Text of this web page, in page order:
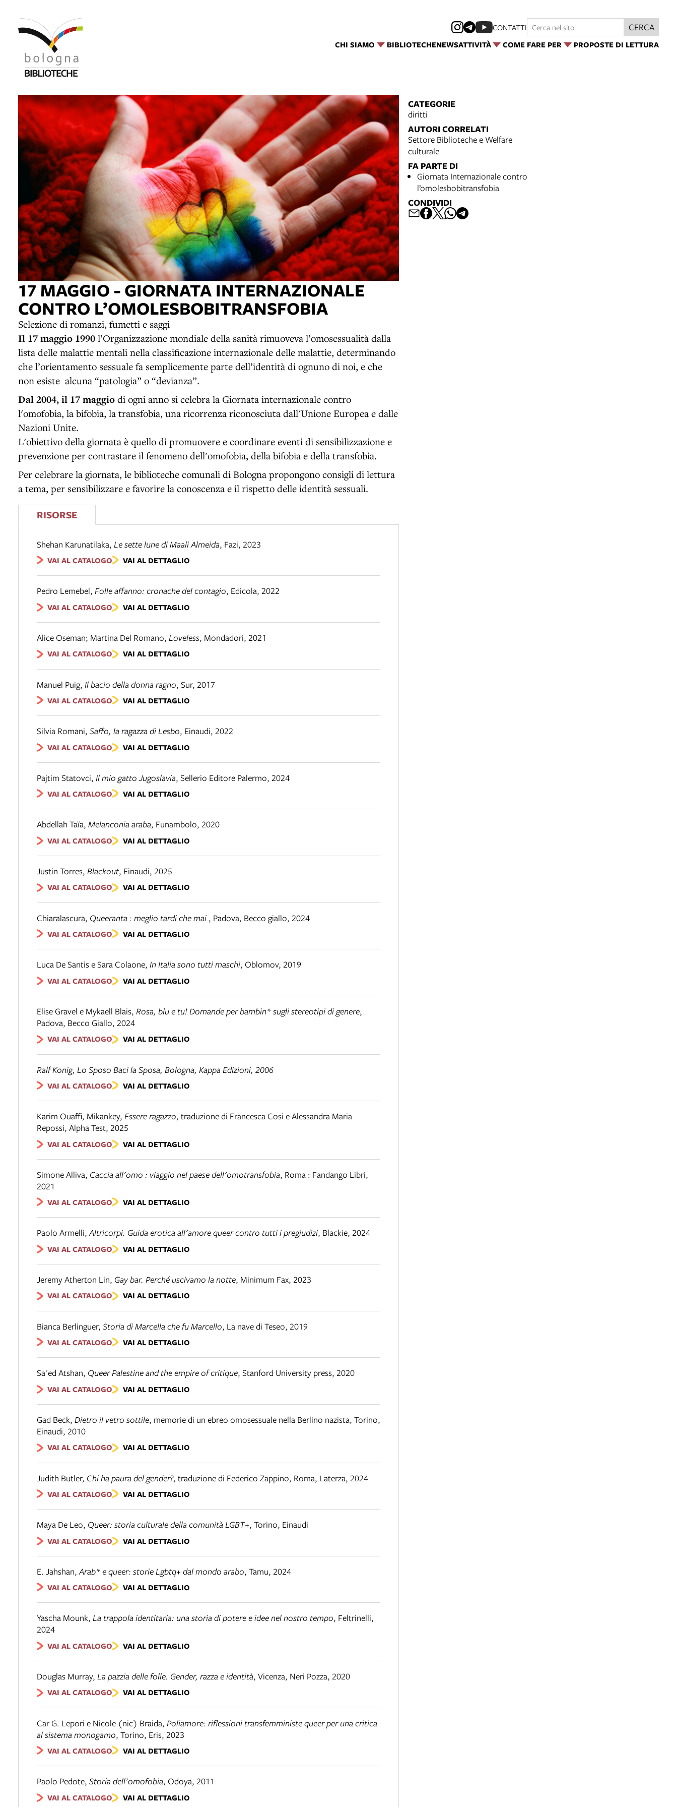
CHI SIAMO BIBLIOTECHENEWSATTIVITÀ COME FARE PER PROPOSTE DI LETTURA
CONTATTI CERCA
17 MAGGIO - GIORNATA INTERNAZIONALE
CONTRO L’OMOLESBOBITRANSFOBIA
Selezione di romanzi, fumetti e saggi
Il 17 maggio 1990 l’Organizzazione mondiale della sanità rimuoveva l’omosessualità dalla
lista delle malattie mentali nella classificazione internazionale delle malattie, determinando
che l’orientamento sessuale fa semplicemente parte dell’identità di ognuno di noi, e che
non esiste alcuna “patologia” o “devianza”.
Dal 2004, il 17 maggio di ogni anno si celebra la Giornata internazionale contro
l'omofobia, la bifobia, la transfobia, una ricorrenza riconosciuta dall'Unione Europea e dalle
Nazioni Unite.
L'obiettivo della giornata è quello di promuovere e coordinare eventi di sensibilizzazione e
prevenzione per contrastare il fenomeno dell'omofobia, della bifobia e della transfobia.
Per celebrare la giornata, le biblioteche comunali di Bologna propongono consigli di lettura
a tema, per sensibilizzare e favorire la conoscenza e il rispetto delle identità sessuali.
RISORSE
Shehan Karunatilaka, Le sette lune di Maali Almeida, Fazi, 2023
VAI AL CATALOGO VAI AL DETTAGLIO
Pedro Lemebel, Folle affanno: cronache del contagio, Edicola, 2022
VAI AL CATALOGO VAI AL DETTAGLIO
Alice Oseman; Martina Del Romano, Loveless, Mondadori, 2021
VAI AL CATALOGO VAI AL DETTAGLIO
Manuel Puig, Il bacio della donna ragno, Sur, 2017
VAI AL CATALOGO VAI AL DETTAGLIO
Silvia Romani, Saffo, la ragazza di Lesbo, Einaudi, 2022
VAI AL CATALOGO VAI AL DETTAGLIO
Pajtim Statovci, Il mio gatto Jugoslavia, Sellerio Editore Palermo, 2024
VAI AL CATALOGO VAI AL DETTAGLIO
Abdellah Taïa, Melanconia araba, Funambolo, 2020
VAI AL CATALOGO VAI AL DETTAGLIO
Justin Torres, Blackout, Einaudi, 2025
VAI AL CATALOGO VAI AL DETTAGLIO
Chiaralascura, Queeranta : meglio tardi che mai , Padova, Becco giallo, 2024
VAI AL CATALOGO VAI AL DETTAGLIO
Luca De Santis e Sara Colaone, In Italia sono tutti maschi, Oblomov, 2019
VAI AL CATALOGO VAI AL DETTAGLIO
Elise Gravel e Mykaell Blais, Rosa, blu e tu! Domande per bambin* sugli stereotipi di genere,
Padova, Becco Giallo, 2024
VAI AL CATALOGO VAI AL DETTAGLIO
Ralf Konig, Lo Sposo Baci la Sposa, Bologna, Kappa Edizioni, 2006
VAI AL CATALOGO VAI AL DETTAGLIO
Karim Ouaffi, Mikankey, Essere ragazzo, traduzione di Francesca Cosi e Alessandra Maria
Repossi, Alpha Test, 2025
VAI AL CATALOGO VAI AL DETTAGLIO
Simone Alliva, Caccia all'omo : viaggio nel paese dell'omotransfobia, Roma : Fandango Libri,
2021
VAI AL CATALOGO VAI AL DETTAGLIO
Paolo Armelli,Altricorpi. Guida erotica all'amore queer contro tutti i pregiudizi, Blackie, 2024
VAI AL CATALOGO VAI AL DETTAGLIO
Jeremy Atherton Lin, Gay bar. Perché uscivamo la notte, Minimum Fax, 2023
VAI AL CATALOGO VAI AL DETTAGLIO
Bianca Berlinguer, Storia di Marcella che fu Marcello, La nave di Teseo, 2019
VAI AL CATALOGO VAI AL DETTAGLIO
Sa'ed Atshan, Queer Palestine and the empire of critique, Stanford University press, 2020
VAI AL CATALOGO VAI AL DETTAGLIO
Gad Beck, Dietro il vetro sottile, memorie di un ebreo omosessuale nella Berlino nazista, Torino,
Einaudi, 2010
VAI AL CATALOGO VAI AL DETTAGLIO
Judith Butler, Chi ha paura del gender?, traduzione di Federico Zappino, Roma, Laterza, 2024
VAI AL CATALOGO VAI AL DETTAGLIO
Maya De Leo, Queer: storia culturale della comunità LGBT+, Torino, Einaudi
VAI AL CATALOGO VAI AL DETTAGLIO
E. Jahshan,Arab* e queer: storie Lgbtq+ dal mondo arabo, Tamu, 2024
VAI AL CATALOGO VAI AL DETTAGLIO
Yascha Mounk, La trappola identitaria: una storia di potere e idee nel nostro tempo, Feltrinelli,
2024
VAI AL CATALOGO VAI AL DETTAGLIO
Douglas Murray, La pazzia delle folle. Gender, razza e identità, Vicenza, Neri Pozza, 2020
VAI AL CATALOGO VAI AL DETTAGLIO
Car G. Lepori e Nicole (nic) Braida, Poliamore: riflessioni transfemministe queer per una critica
al sistema monogamo, Torino, Eris, 2023
VAI AL CATALOGO VAI AL DETTAGLIO
Paolo Pedote, Storia dell'omofobia, Odoya, 2011
VAI AL CATALOGO VAI AL DETTAGLIO
CATEGORIE
diritti
AUTORI CORRELATI
Settore Biblioteche e Welfare
culturale
FA PARTE DI
Giornata Internazionale contro
l’omolesbobitransfobia
CONDIVIDI